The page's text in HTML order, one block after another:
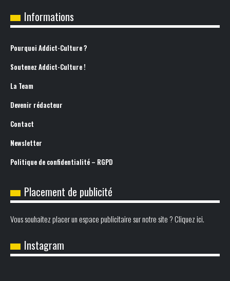
Informations
Pourquoi Addict-Culture ?
Soutenez Addict-Culture !
La Team
Devenir rédacteur
Contact
Newsletter
Politique de confidentialité – RGPD
Placement de publicité
Vous souhaitez placer un espace publicitaire sur notre site ? Cliquez ici.
Instagram